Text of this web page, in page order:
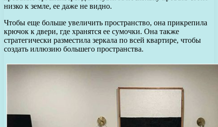
низко к земле, ее даже не видно.
Чтобы еще больше увеличить пространство, она прикрепила
крючок к двери, где хранятся ее сумочки. Она также
стратегически разместила зеркала по всей квартире, чтобы
создать иллюзию большего пространства.